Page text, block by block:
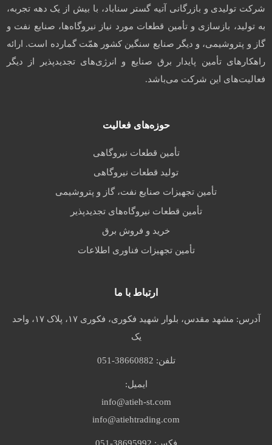
شرکت تولیدی و بازرگانی آتیه گستر سناباد، با بیش از یک دهه تجربه،
به تولید، بازسازی و تأمین قطعات مورد نیاز نیروگاه‌ها، صنایع نفت و
گاز و پتروشیمی، و دیگر صنایع سنگین کشور همّت گمارده است. ارائه
راهکارهای تأمین پایدار برق صنایع و انرژی‌های تجدیدپذیر از دیگر
فعالیت‌های این شرکت می‌باشد.
حوزه‌های فعالیت
تأمین قطعات نیروگاهی
تولید قطعات نیروگاهی
تأمین تجهیزات صنایع نفت، گاز و پتروشیمی
تأمین قطعات نیروگاه‌های تجدیدپذیر
خرید و فروش برق
تأمین تجهیزات فناوری اطلاعات
ارتباط با ما
آدرس:
مشهد مقدس، بلوار شهید فکوری، فکوری ۱۷، پلاک ۱۷، واحد
یک
تلفن: 051-38660882
ایمیل:
info@atieh-st.com
info@atiehtrading.com